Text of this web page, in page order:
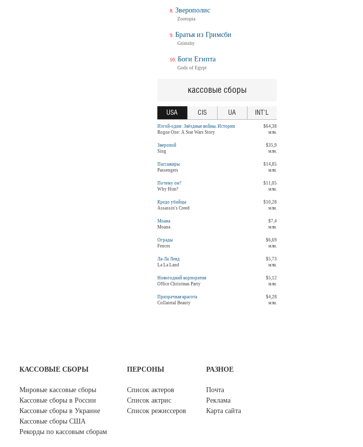
Зверополис
Zootopia
Братья из Гримсби
Grimsby
Боги Египта
Gods of Egypt
кассовые сборы
USA CIS UA INT'L
Изгой-один: Звёздные войны. Истории
Rogue One: A Star Wars Story
$64,38
млн.
Зверопой
Sing
$35,9
млн.
Пассажиры
Passengers
$14,85
млн.
Почему он?
Why Him?
$11,05
млн.
Кредо убийцы
Assassin's Creed
$10,28
млн.
Моана
Moana
$7,4
млн.
Ограды
Fences
$6,69
млн.
Ла-Ла Ленд
La La Land
$5,73
млн.
Новогодний корпоратив
Office Christmas Party
$5,12
млн.
Призрачная красота
Collateral Beauty
$4,28
млн.
КАССОВЫЕ СБОРЫ
Мировые кассовые сборы
Кассовые сборы в России
Кассовые сборы в Украине
Кассовые сборы США
Рекорды по кассовым сборам
ПЕРСОНЫ
Список актеров
Список актрис
Список режиссеров
РАЗНОЕ
Почта
Реклама
Карта сайта